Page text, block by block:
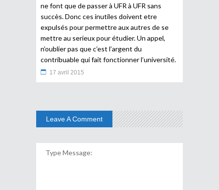
ne font que de passer à UFR à UFR sans
succès. Donc ces inutiles doivent etre
expulsés pour permettre aux autres de se
mettre au serieux pour étudier. Un appel,
n’oublier pas que c’est l’argent du
contribuable qui fait fonctionner l’université.
17 avril 2015
Leave A Comment